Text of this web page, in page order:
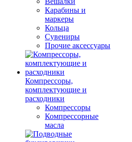
Карабины и
маркеры
Кольца
Сувениры
Прочие аксессуары
Компрессоры,
комплектующие и
расходники
Компрессоры
Компрессорные
масла